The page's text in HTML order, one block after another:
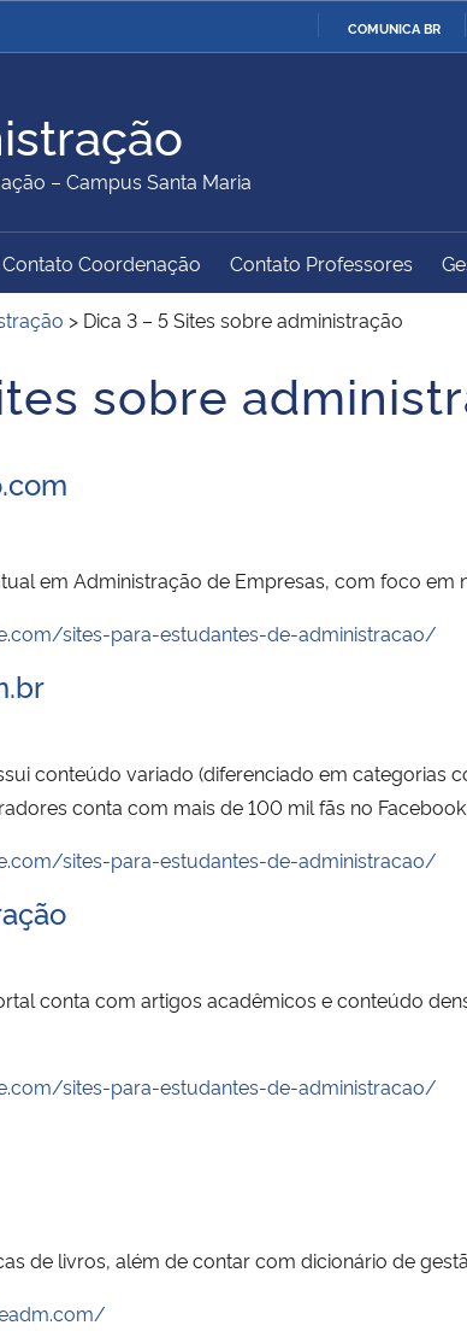
COMUNICA BR
da Justiça e
Ministério da Defesa
da Educação
do Turismo
Ministério do
Desenvolvimento Regional
de Segurança
Advocacia-Geral da União
– Campus Santa Maria
Contato Coordenação Contato Professores
> Dica 3 – 5 Sites sobre administração
sobre
em Administração de Empresas, com foco em
sites-para-estudantes-de-administracao/
conteúdo variado (diferenciado em categorias
conta com mais de 100 mil fãs no Facebook.
sites-para-estudantes-de-administracao/
conta com artigos acadêmicos e conteúdo
sites-para-estudantes-de-administracao/
de livros, além de contar com dicionário de